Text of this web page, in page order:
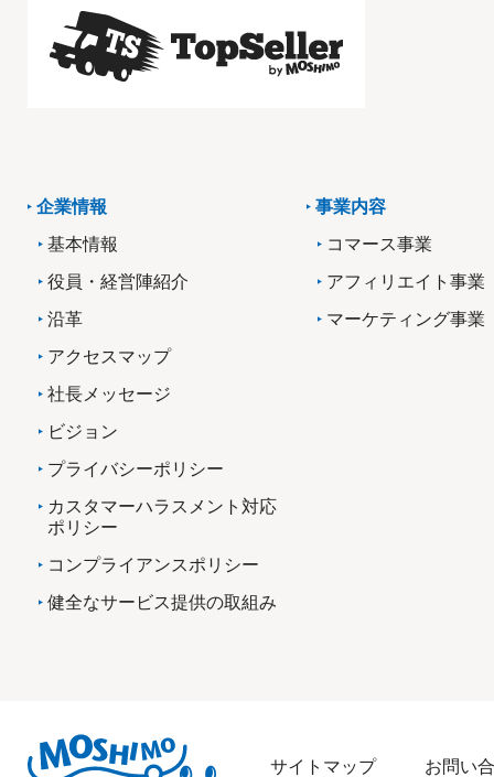
企業情報
基本情報
役員・経営陣紹介
沿革
アクセスマップ
社長メッセージ
ビジョン
プライバシーポリシー
カスタマーハラスメント対応
ポリシー
コンプライアンスポリシー
健全なサービス提供の取組み
事業内容
コマース事業
アフィリエイト事業
マーケティング事業
サイトマップ お問い